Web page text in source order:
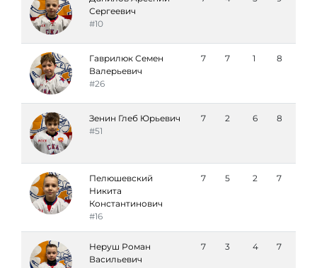
Сергеевич
#10
Гаврилюк Семен
Валерьевич
#26
7 7 1 8
Зенин Глеб Юрьевич
#51
7 2 6 8
Пелюшевский
Никита
Константинович
#16
7 5 2 7
Неруш Роман
Васильевич
7 3 4 7